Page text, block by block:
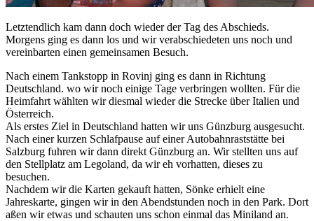
Letztendlich kam dann doch wieder der Tag des Abschieds.
Morgens ging es dann los und wir verabschiedeten uns noch und
vereinbarten einen gemeinsamen Besuch.
Nach einem Tankstopp in Rovinj ging es dann in Richtung
Deutschland. wo wir noch einige Tage verbringen wollten. Für die
Heimfahrt wählten wir diesmal wieder die Strecke über Italien und
Österreich.
Als erstes Ziel in Deutschland hatten wir uns Günzburg ausgesucht.
Nach einer kurzen Schlafpause auf einer Autobahnraststätte bei
Salzburg fuhren wir dann direkt Günzburg an. Wir stellten uns auf
den Stellplatz am Legoland, da wir eh vorhatten, dieses zu
besuchen.
Nachdem wir die Karten gekauft hatten, Sönke erhielt eine
Jahreskarte, gingen wir in den Abendstunden noch in den Park. Dort
aßen wir etwas und schauten uns schon einmal das Miniland an.